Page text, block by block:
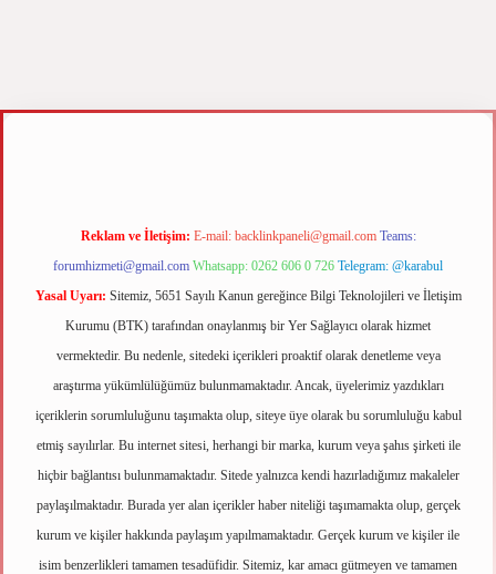
m elexbet
Reklam ve İletişim: E-mail: backlinkpaneli@gmail.com Teams:
forumhizmeti@gmail.com Whatsapp: 0262 606 0 726 Telegram: @karabul
Yasal Uyarı: Sitemiz, 5651 Sayılı Kanun gereğince Bilgi Teknolojileri ve İletişim
Kurumu (BTK) tarafından onaylanmış bir Yer Sağlayıcı olarak hizmet
vermektedir. Bu nedenle, sitedeki içerikleri proaktif olarak denetleme veya
araştırma yükümlülüğümüz bulunmamaktadır. Ancak, üyelerimiz yazdıkları
içeriklerin sorumluluğunu taşımakta olup, siteye üye olarak bu sorumluluğu kabul
etmiş sayılırlar. Bu internet sitesi, herhangi bir marka, kurum veya şahıs şirketi ile
hiçbir bağlantısı bulunmamaktadır. Sitede yalnızca kendi hazırladığımız makaleler
paylaşılmaktadır. Burada yer alan içerikler haber niteliği taşımamakta olup, gerçek
kurum ve kişiler hakkında paylaşım yapılmamaktadır. Gerçek kurum ve kişiler ile
isim benzerlikleri tamamen tesadüfidir. Sitemiz, kar amacı gütmeyen ve tamamen